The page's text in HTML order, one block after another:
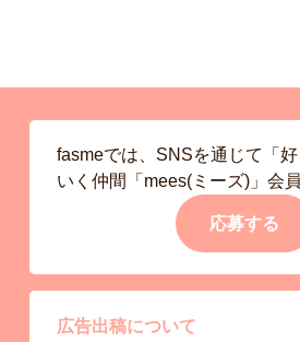
fasmeでは、SNSを通じて「
いく仲間「mees(ミーズ)」会員
応募する
広告出稿について